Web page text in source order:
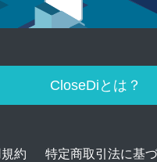
CloseDiとは？
約 特定商取引法に基